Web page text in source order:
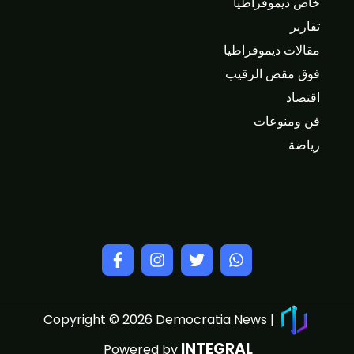
تقارير
مقالات ديموقراطيا
فوق مقص الرقيب
اقتصاد
فن ومنوعات
رياضة
Powered by INTEGRAL